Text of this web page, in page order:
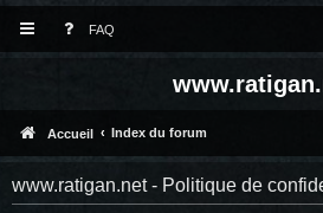
FAQ
Accueil Index du forum
www.ratigan.net - Politique de